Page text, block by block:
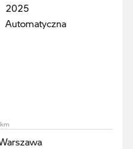
2025
Automatyczna